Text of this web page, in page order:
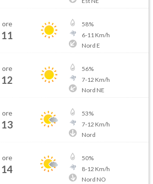
ore
11
58%
6-11 Km/h
Nord E
ore
12
56%
7-12 Km/h
Nord NE
ore
13
53%
7-12 Km/h
Nord
ore
14
50%
8-12 Km/h
Nord NO